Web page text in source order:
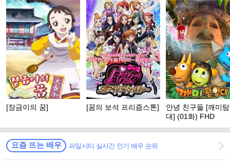
[장금이의 꿈] [꿈의 보석 프리즘스톤]
안녕 친구들 [깨미
대] (01화) FHD
요즘 뜨는 배우 파일시티 실시간 인기 배우 순위